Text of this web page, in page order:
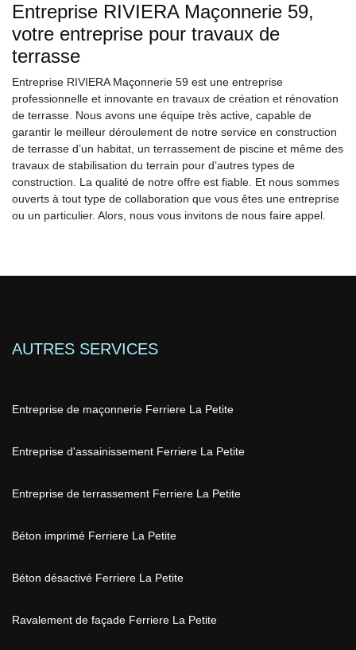
Entreprise RIVIERA Maçonnerie 59,
votre entreprise pour travaux de
terrasse
Entreprise RIVIERA Maçonnerie 59 est une entreprise
professionnelle et innovante en travaux de création et rénovation
de terrasse. Nous avons une équipe très active, capable de
garantir le meilleur déroulement de notre service en construction
de terrasse d’un habitat, un terrassement de piscine et même des
travaux de stabilisation du terrain pour d’autres types de
construction. La qualité de notre offre est fiable. Et nous sommes
ouverts à tout type de collaboration que vous êtes une entreprise
ou un particulier. Alors, nous vous invitons de nous faire appel.
AUTRES SERVICES
Entreprise de maçonnerie Ferriere La Petite
Entreprise d'assainissement Ferriere La Petite
Entreprise de terrassement Ferriere La Petite
Béton imprimé Ferriere La Petite
Béton désactivé Ferriere La Petite
Ravalement de façade Ferriere La Petite